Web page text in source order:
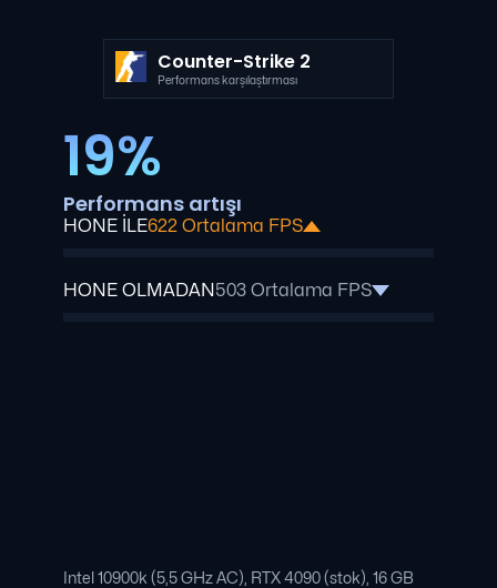
Counter-Strike 2
Performans karşılaştırması
19%
Performans artışı
HONE İLE622 Ortalama FPS
HONE OLMADAN 503 Ortalama FPS
Intel 10900k (5,5 GHz AC), RTX 4090 (stok), 16 GB